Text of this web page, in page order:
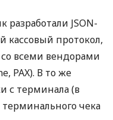
JSON-
кассовый протокол,
всеми вендорами
PAX). В то же
с терминала (в
чека